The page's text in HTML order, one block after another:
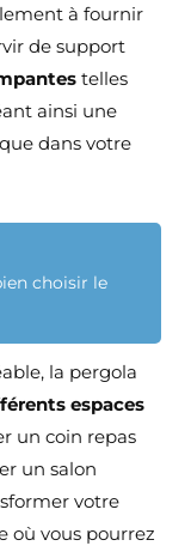
à fournir
de support
telles
ainsi une
dans votre
choisir le
la pergola
espaces
un coin repas
un salon
votre
où vous pourrez